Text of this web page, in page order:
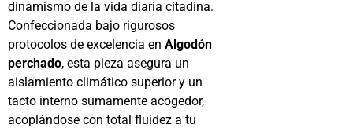
dinamismo de la vida diaria citadina.
Confeccionada bajo rigurosos
protocolos de excelencia en Algodón
perchado, esta pieza asegura un
aislamiento climático superior y un
tacto interno sumamente acogedor,
acoplándose con total fluidez a tu